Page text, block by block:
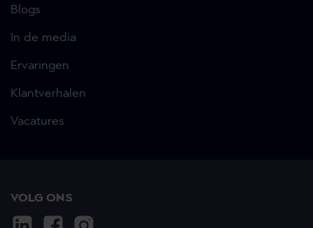
Blogs
In de media
Ervaringen
Klantverhalen
Vacatures
VOLG ONS